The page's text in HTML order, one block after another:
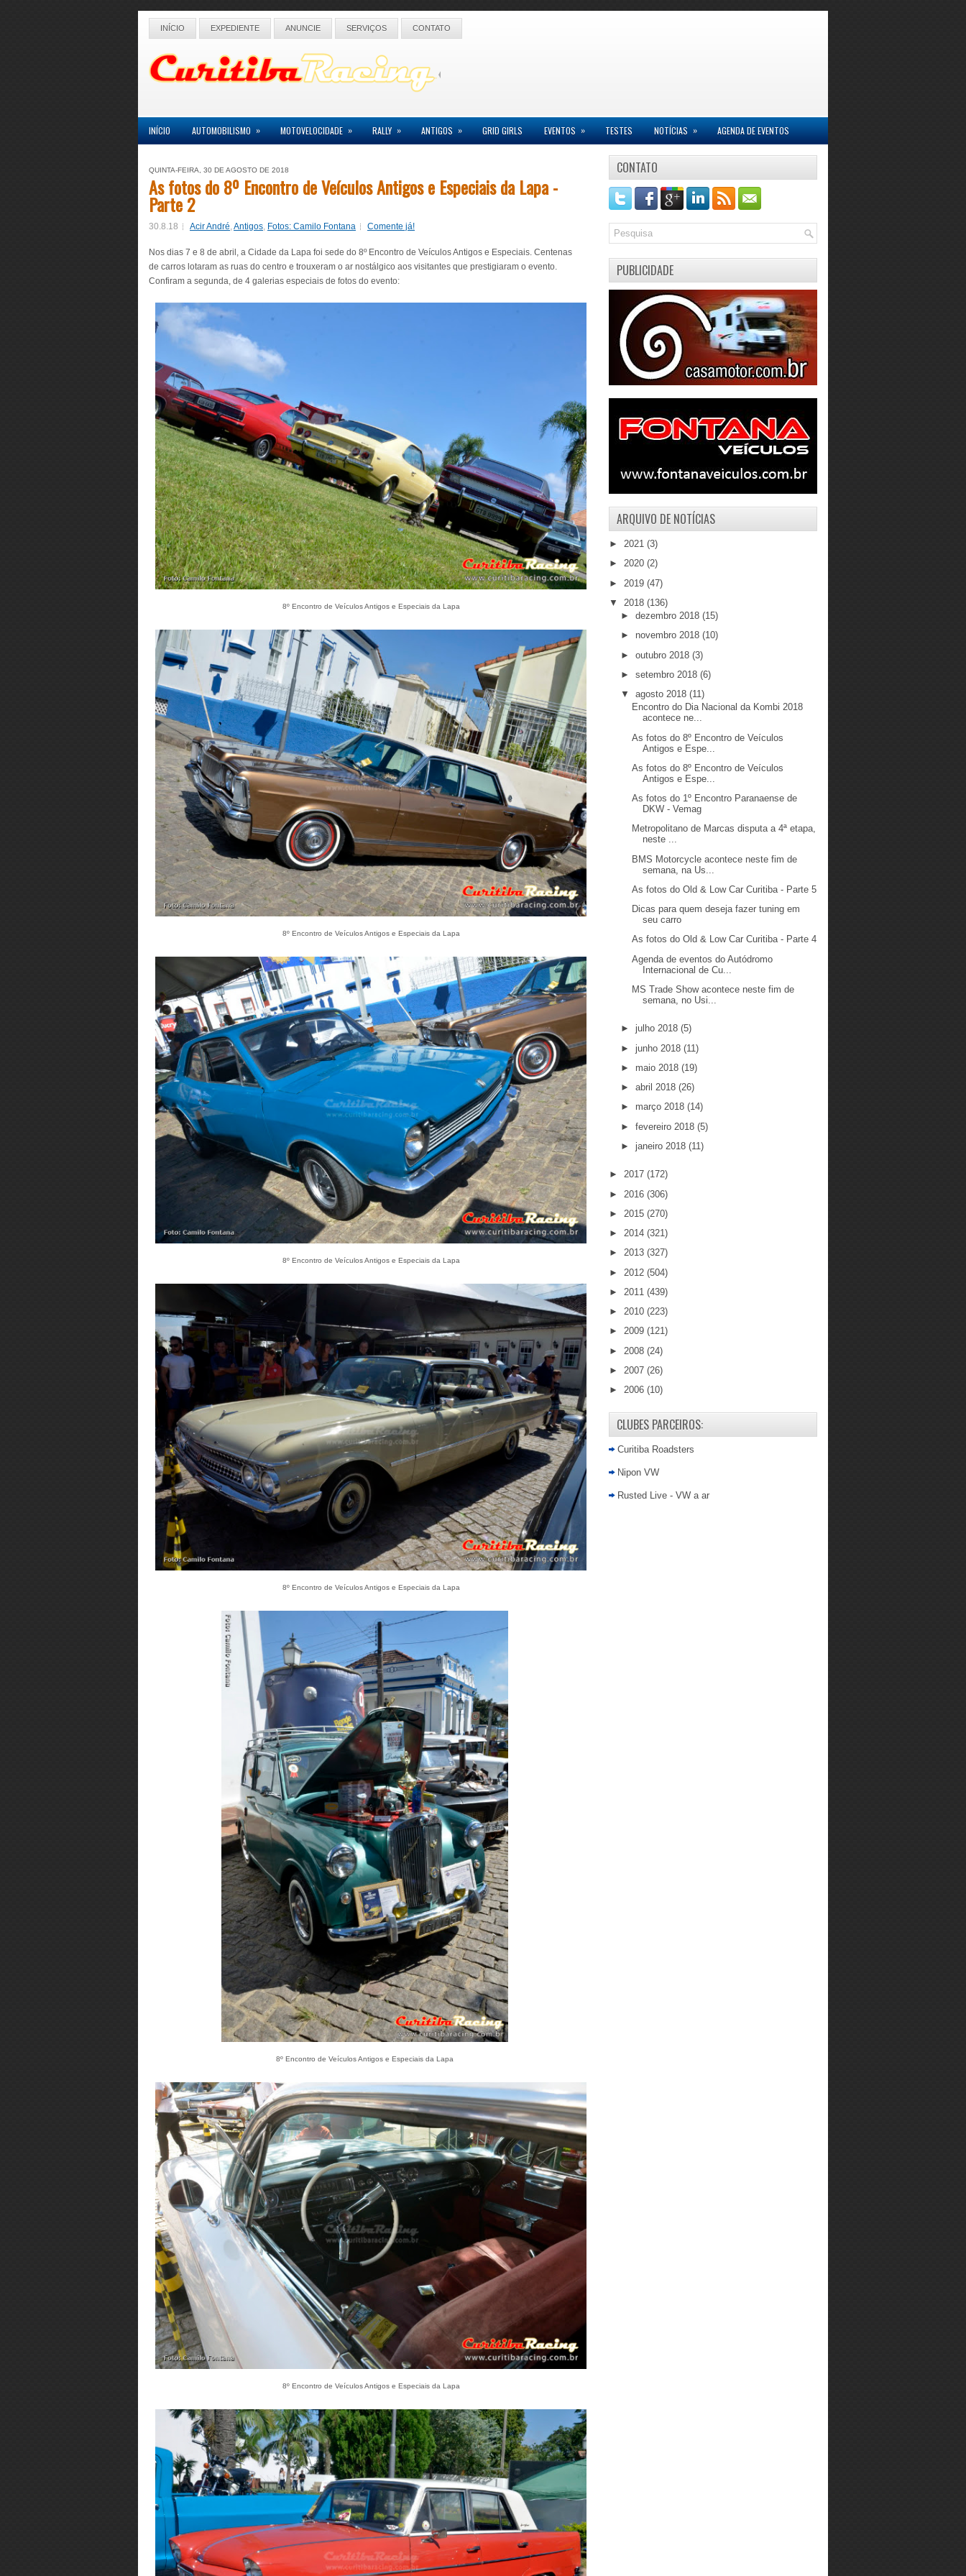
INÍCIO EXPEDIENTE ANUNCIE SERVIÇOS CONTATO
INÍCIO AUTOMOBILISMO » MOTOVELOCIDADE » RALLY » ANTIGOS » GRID GIRLS EVENTOS » TESTES NOTÍCIAS » AGENDA DE EVENTOS
QUINTA-FEIRA, 30 DE AGOSTO DE 2018
As fotos do 8º Encontro de Veículos Antigos e Especiais da Lapa -
Parte 2
30.8.18 Acir André,Antigos, Fotos: Camilo Fontana Comente já!
Nos dias 7 e 8 de abril, a Cidade da Lapa foi sede do 8º Encontro de Veículos Antigos e Especiais. Centenas
de carros lotaram as ruas do centro e trouxeram o ar nostálgico aos visitantes que prestigiaram o evento.
Confiram a segunda, de 4 galerias especiais de fotos do evento:
8º Encontro de Veículos Antigos e Especiais da Lapa
8º Encontro de Veículos Antigos e Especiais da Lapa
8º Encontro de Veículos Antigos e Especiais da Lapa
8º Encontro de Veículos Antigos e Especiais da Lapa
8º Encontro de Veículos Antigos e Especiais da Lapa
8º Encontro de Veículos Antigos e Especiais da Lapa
CONTATO
PUBLICIDADE
ARQUIVO DE NOTÍCIAS
► 2021 (3)
► 2020 (2)
► 2019 (47)
▼ 2018 (136)
► dezembro 2018 (15)
► novembro 2018 (10)
► outubro 2018 (3)
► setembro 2018 (6)
▼ agosto 2018 (11)
Encontro do Dia Nacional da Kombi 2018
acontece ne...
As fotos do 8º Encontro de Veículos
Antigos e Espe...
As fotos do 8º Encontro de Veículos
Antigos e Espe...
As fotos do 1º Encontro Paranaense de
DKW - Vemag
Metropolitano de Marcas disputa a 4ª etapa,
neste ...
BMS Motorcycle acontece neste fim de
semana, na Us...
As fotos do Old & Low Car Curitiba - Parte 5
Dicas para quem deseja fazer tuning em
seu carro
As fotos do Old & Low Car Curitiba - Parte 4
Agenda de eventos do Autódromo
Internacional de Cu...
MS Trade Show acontece neste fim de
semana, no Usi...
► julho 2018 (5)
► junho 2018 (11)
► maio 2018 (19)
► abril 2018 (26)
► março 2018 (14)
► fevereiro 2018 (5)
► janeiro 2018 (11)
► 2017 (172)
► 2016 (306)
► 2015 (270)
► 2014 (321)
► 2013 (327)
► 2012 (504)
► 2011 (439)
► 2010 (223)
► 2009 (121)
► 2008 (24)
► 2007 (26)
► 2006 (10)
CLUBES PARCEIROS:
Curitiba Roadsters
Nipon VW
Rusted Live - VW a ar